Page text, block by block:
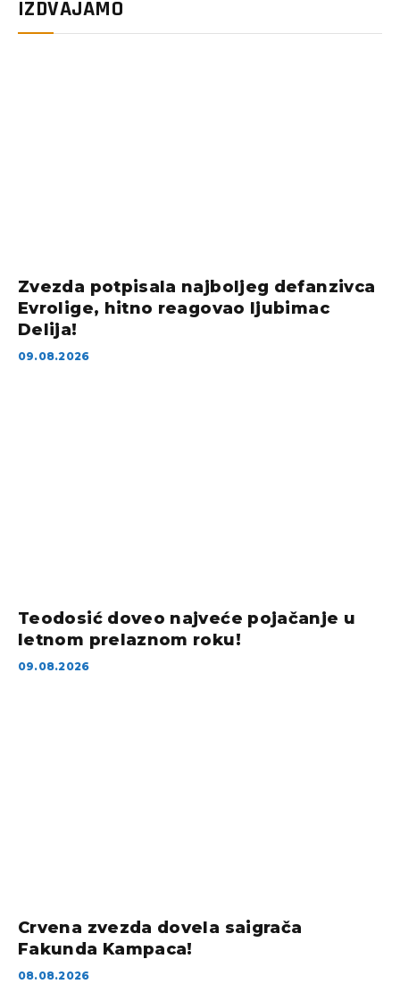
IZDVAJAMO
Zvezda potpisala najboljeg defanzivca
Evrolige, hitno reagovao ljubimac
Delija!
09.08.2026
Teodosić doveo najveće pojačanje u
letnom prelaznom roku!
09.08.2026
Crvena zvezda dovela saigrača
Fakunda Kampaca!
08.08.2026